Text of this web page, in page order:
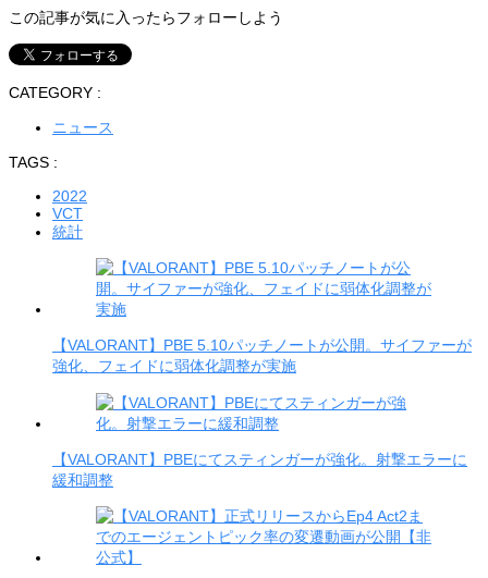
この記事が気に入ったらフォローしよう
CATEGORY :
ニュース
TAGS :
2022
VCT
統計
【VALORANT】PBE 5.10パッチノートが公開。サイファーが
強化、フェイドに弱体化調整が実施
【VALORANT】PBEにてスティンガーが強化。射撃エラーに
緩和調整